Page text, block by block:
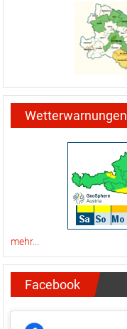
Wetterwarnungen
mehr...
Facebook